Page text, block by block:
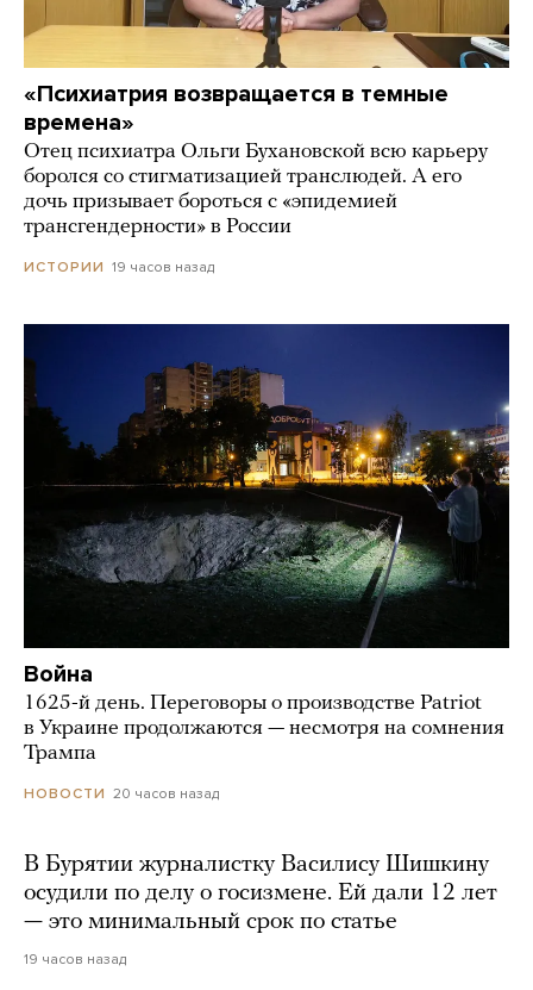
«Психиатрия возвращается в темные
времена»
Отец психиатра Ольги Бухановской всю карьеру
боролся со стигматизацией транслюдей. А его
дочь призывает бороться с «эпидемией
трансгендерности» в России
ИСТОРИИ 19 часов назад
Война
1625-й день. Переговоры о производстве Patriot
в Украине продолжаются — несмотря на сомнения
Трампа
НОВОСТИ 20 часов назад
В Бурятии журналистку Василису Шишкину
осудили по делу о госизмене. Ей дали 12 лет
— это минимальный срок по статье
19 часов назад